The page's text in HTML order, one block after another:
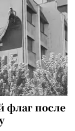
флаг после